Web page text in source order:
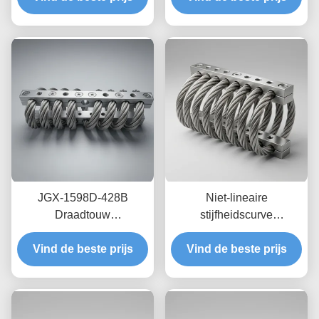
roestvrij staal
wrijvingsdemping voor
JGX-1598D-428B
Draadtouw
Trillingsisolator Schimmel
Chemisch wasbestendige
isolatie van roestvrij staal
Vind de beste prijs
Niet-lineaire
stijfheidscurve
draadkabelisolator JGX-
2228D-665B
Milieuvriendelijke
Vind de beste prijs